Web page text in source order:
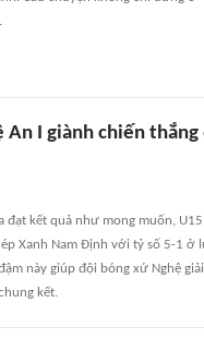
An I giành chiến
kết quả như mong muốn, U15
Xanh Nam Định với tỷ số 5-1
này giúp đội bóng xứ Nghệ
kết.